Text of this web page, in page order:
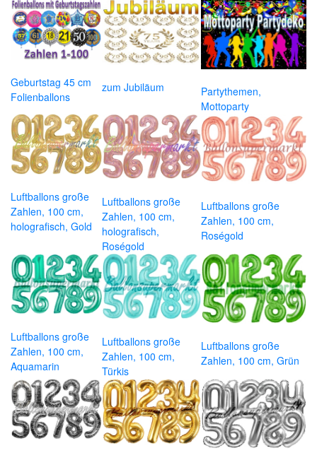
Geburtstag 45 cm
Folienballons
zum Jubiläum
Partythemen,
Mottoparty
Luftballons große
Zahlen, 100 cm,
holografisch, Gold
Luftballons große
Zahlen, 100 cm,
holografisch,
Roségold
Luftballons große
Zahlen, 100 cm,
Roségold
Luftballons große
Zahlen, 100 cm,
Aquamarin
Luftballons große
Zahlen, 100 cm,
Türkis
Luftballons große
Zahlen, 100 cm, Grün